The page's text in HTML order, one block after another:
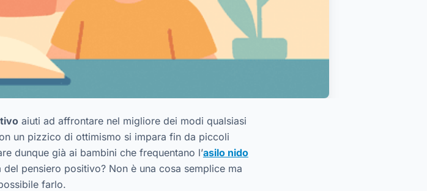
aiuti ad affrontare nel migliore dei modi qualsiasi
un pizzico di ottimismo si impara fin da piccoli
dunque già ai bambini che frequentano l’asilo nido
pensiero positivo? Non è una cosa semplice ma
farlo.